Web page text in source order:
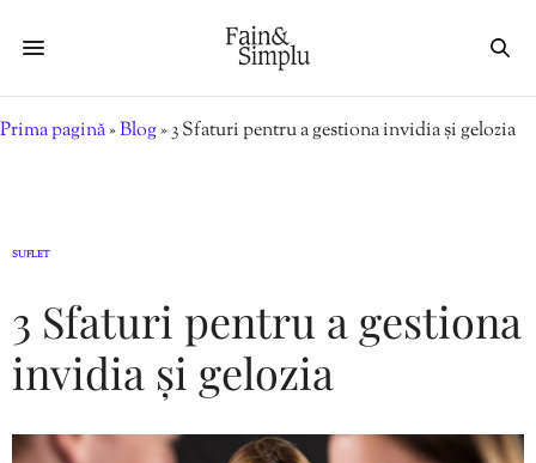
Prima pagină»Blog»3 Sfaturi pentru a gestiona invidia și gelozia
SUFLET
3 Sfaturi pentru a gestiona
invidia și gelozia